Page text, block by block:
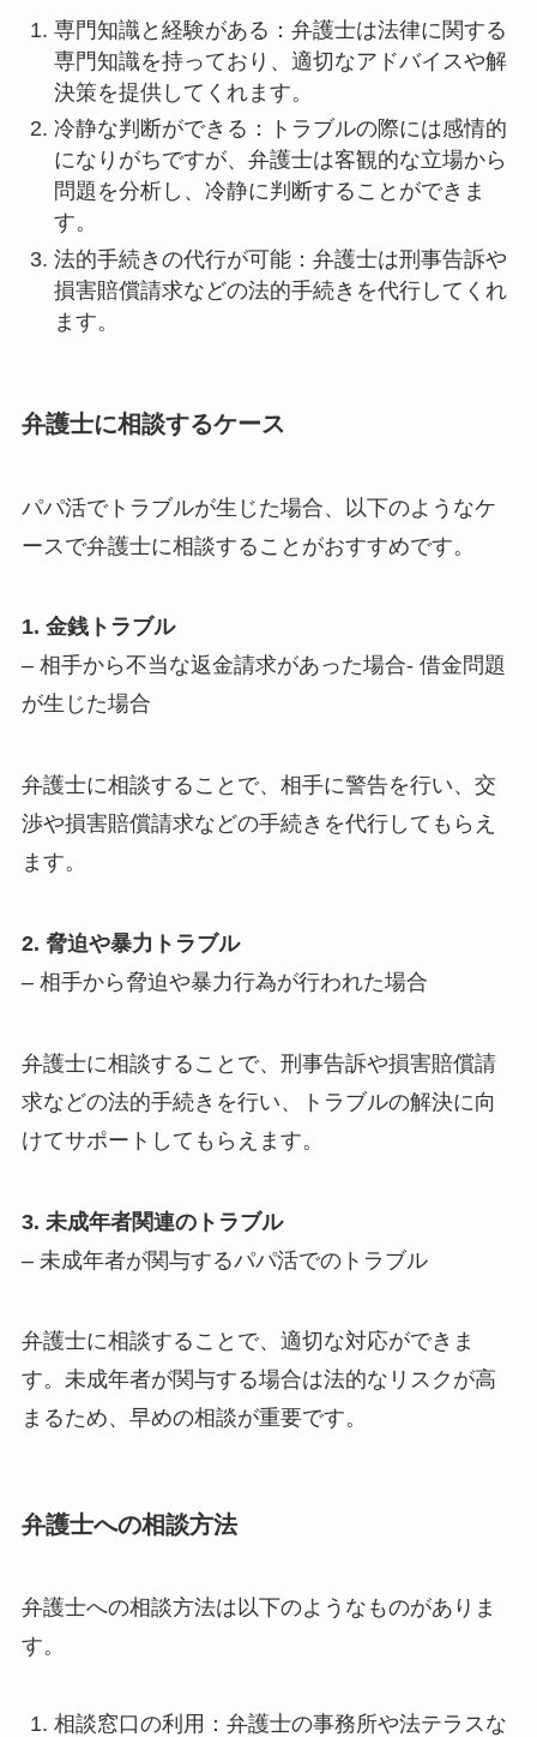
専門知識と経験がある：弁護士は法律に関する
専門知識を持っており、適切なアドバイスや解
決策を提供してくれます。
冷静な判断ができる：トラブルの際には感情的
になりがちですが、弁護士は客観的な立場から
問題を分析し、冷静に判断することができま
す。
法的手続きの代行が可能：弁護士は刑事告訴や
損害賠償請求などの法的手続きを代行してくれ
ます。
弁護士に相談するケース
パパ活でトラブルが生じた場合、以下のようなケ
ースで弁護士に相談することがおすすめです。
1. 金銭トラブル
– 相手から不当な返金請求があった場合- 借金問題
が生じた場合
弁護士に相談することで、相手に警告を行い、交
渉や損害賠償請求などの手続きを代行してもらえ
ます。
2. 脅迫や暴力トラブル
– 相手から脅迫や暴力行為が行われた場合
弁護士に相談することで、刑事告訴や損害賠償請
求などの法的手続きを行い、トラブルの解決に向
けてサポートしてもらえます。
3. 未成年者関連のトラブル
– 未成年者が関与するパパ活でのトラブル
弁護士に相談することで、適切な対応ができま
す。未成年者が関与する場合は法的なリスクが高
まるため、早めの相談が重要です。
弁護士への相談方法
弁護士への相談方法は以下のようなものがありま
す。
相談窓口の利用：弁護士の事務所や法テラスな